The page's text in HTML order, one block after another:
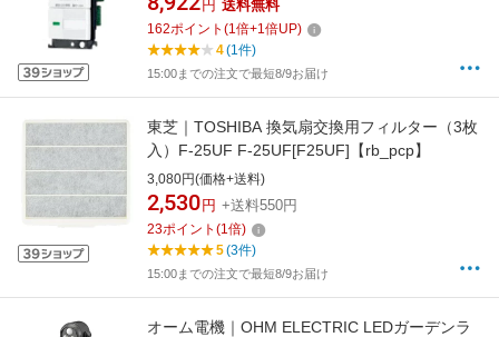
円 送料無料
162ポイント (1倍+1倍UP)
4(1件)
15:00までの注文で最短8/9お届け
東芝｜TOSHIBA 換気扇交換用フィルター（3枚
入）F-25UF F-25UF[F25UF]【rb_pcp】
3,080円(価格+送料)
2,530 円 +送料550円
23ポイント (1倍)
5(3件)
15:00までの注文で最短8/9お届け
オーム電機｜OHM ELECTRIC LEDガーデンラ